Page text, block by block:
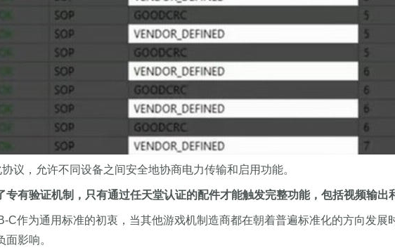
议，允许不同设备之间安全地协商电力传输和启用功能。
有验证机制，只有通过任天堂认证的配件才能触发完整功能，包括视频输出
C作为通用标准的初衷，当其他游戏机制造商都在朝着普遍标准化的方向发
影响。